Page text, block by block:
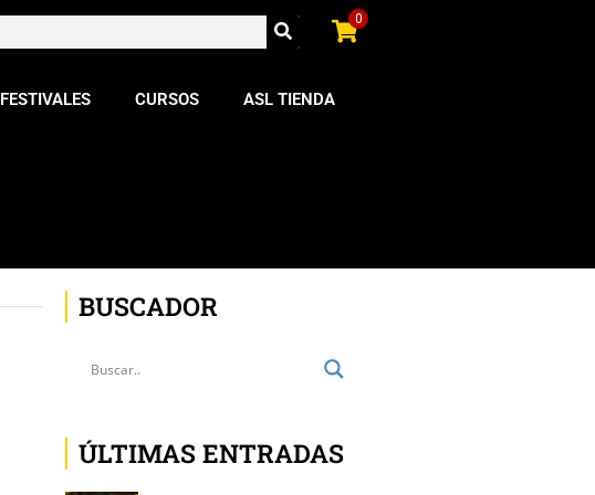
0
FESTIVALES CURSOS ASL TIENDA
BUSCADOR
ÚLTIMAS ENTRADAS